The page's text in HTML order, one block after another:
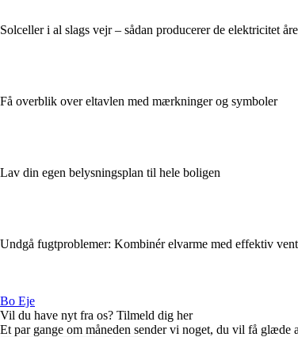
Solceller i al slags vejr – sådan producerer de elektricitet
Få overblik over eltavlen med mærkninger og symboler
Lav din egen belysningsplan til hele boligen
Undgå fugtproblemer: Kombinér elvarme med effektiv
Bo Eje
Vil du have nyt fra os? Tilmeld dig her
Et par gange om måneden sender vi noget, du vil få glæde